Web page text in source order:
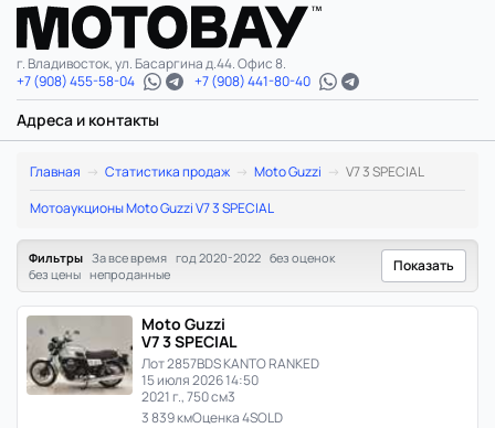
г. Владивосток, ул. Басаргина д.44. Офис 8.
+7 (908) 455-58-04
+7 (908) 441-80-40
Адреса и контакты
Moto
Guzzi
V7
3
SPECIAL:
статистика
Главная Статистика продаж Moto Guzzi
V7 3 SPECIAL
Мотоаукционы Moto Guzzi V7 3 SPECIAL
Фильтры За все время год 2020-2022 без оценок
без цены непроданные Показать
Moto Guzzi
V7 3 SPECIAL
Лот 2857BDS KANTO RANKED
15 июля 2026 14:50
2021 г., 750 см3
3 839 кмОценка 4SOLD